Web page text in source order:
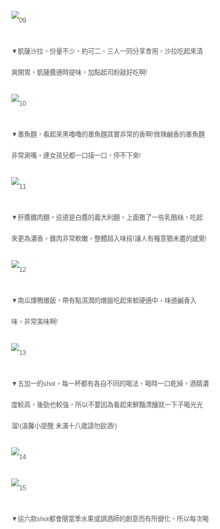
▼凱薩沙拉，份量不少，約可二、三人一同分享食用，沙拉吃起來清
爽開胃，凱薩醬適時提味，加點起司粉敲好吃啊!
▼墨魚麵，看起來黑嚕嚕的墨魚麵其實非常的香啊!微辣鹹香的墨魚麵
非常涮嘴，連女孩兒都一口接一口，停不下來!
▼肝醬雞肉麵，這道是白醬的義大利麵，上面撒了一些乳酪絲，吃起
來更為濃香，雞肉非常軟嫩，整體超入味搭!讓人有種意猶未盡的感覺!
▼南瓜燻鴨燉飯，帶有點濕潤的燉飯吃起來軟硬適中，味道鹹香入
味，非常美味啊!
▼五加一的shot，每一杯都有各自不同的喝法，喝時一口乾掉，酒精濃
度較高，後勁也較強，所以不要因為看起來鮮豔漂釀就一下子喝光光
溜!(溫馨小提醒:未滿十八歲請勿飲酒!)
▼這六款shot都會隨當季水果或調酒師的創意而有所變化，所以每次喝